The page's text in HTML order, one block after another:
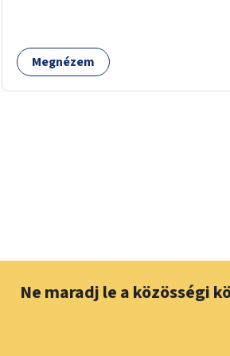
Megnézem
Ne maradj le a közösségi